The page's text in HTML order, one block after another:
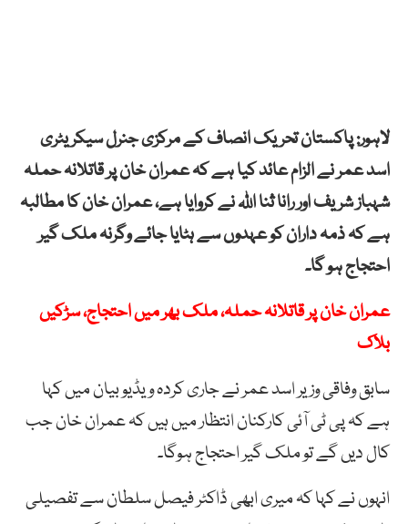
لاہور: پاکستان تحریک انصاف کے مرکزی جنرل سیکریٹری
اسد عمر نے الزام عائد کیا ہے کہ عمران خان پر قاتلانہ حملہ
شہباز شریف اور رانا ثنا اللہ نے کروایا ہے، عمران خان کا مطالبہ
ہے کہ ذمہ داران کو عہدوں سے ہٹایا جائے وگرنہ ملک گیر
احتجاج ہو گا۔
عمران خان پر قاتلانہ حملہ، ملک بھر میں احتجاج، سڑکیں
بلاک
سابق وفاقی وزیر اسد عمر نے جاری کردہ ویڈیو بیان میں کہا
ہے کہ پی ٹی آئی کارکنان انتظار میں ہیں کہ عمران خان جب
کال دیں گے تو ملک گیر احتجاج ہوگا۔
انہوں نے کہا کہ میری ابھی ڈاکٹر فیصل سلطان سے تفصیلی